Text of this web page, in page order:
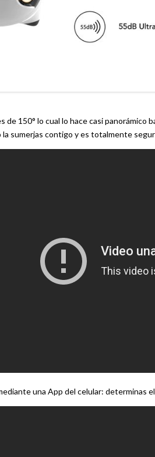
de 150° lo cual lo hace casi panorámico
la sumerjas contigo y es totalmente
una App del celular: determinas